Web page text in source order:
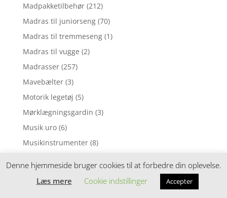
Madpakketilbehør (212)
Madras til juniorseng (70)
Madras til tremmeseng (1)
Madras til vugge (2)
Madrasser (257)
Mavebælter (3)
Motorik legetøj (5)
Mørklægningsgardin (3)
Musik uro (6)
Musikinstrumenter (8)
Myggenet
Natlampe (37)
Denne hjemmeside bruger cookies til at forbedre din oplevelse.
Læs mere
Cookie indstillinger Accepter